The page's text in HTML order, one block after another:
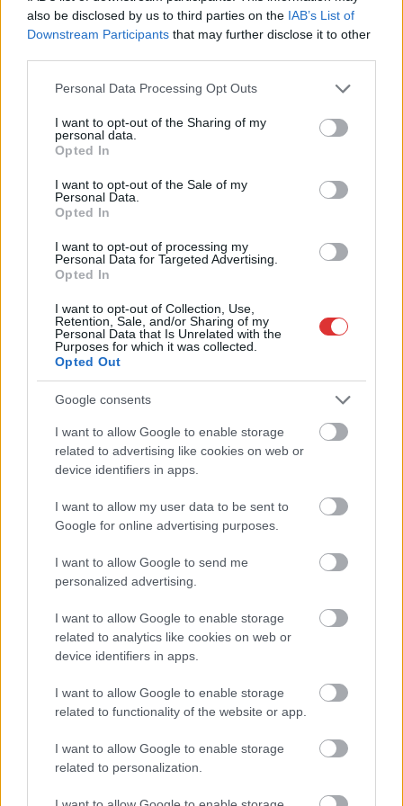
also be disclosed by us to third parties on the IAB’s List of
Downstream Participants that may further disclose it to other
Please note that this website/app uses one or more Google
not limited to your visit or usage behaviour. You may click to
grant or deny consent to Google and its third-party tags to
use your data for below specified purposes in below Google
consent section.
Personal Data Processing Opt Outs
I want to opt-out of the Sharing of my
personal data.
Opted In
I want to opt-out of the Sale of my
Personal Data.
Opted In
I want to opt-out of processing my
Personal Data for Targeted Advertising.
Opted In
I want to opt-out of Collection, Use,
Retention, Sale, and/or Sharing of my
Personal Data that Is Unrelated with the
Purposes for which it was collected.
Opted Out
Google consents
I want to allow Google to enable storage
related to advertising like cookies on web or
device identifiers in apps.
I want to allow my user data to be sent to
Google for online advertising purposes.
I want to allow Google to send me
personalized advertising.
I want to allow Google to enable storage
related to analytics like cookies on web or
device identifiers in apps.
I want to allow Google to enable storage
related to functionality of the website or app.
I want to allow Google to enable storage
related to personalization.
Hírlevél feliratkozás
Adja meg keresztnevét:
Adja
meg e-mail címét:
Megismertem és elfogadom a
GDPR-szabályzatot
Nem szeretne lemaradni semmiről? Csak egy kattintás, és hírlevelünk a
legfrissebb információkkal és exkluzív tartalmakkal hétről hétre
Problémák egész Jász-Nagykun-Szolnok megyében: egyre
Már magasabb szinten is nyomoznak Szijjártó
ez csak az egyik botrány
Szolnokon egy kulcsfontosságú körforgalmat részlegesen
lezárnak a napokban, a közlekedés az átlagost is meghaladó